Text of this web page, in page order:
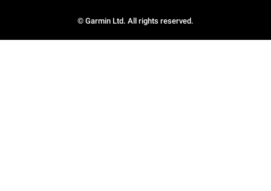
© Garmin Ltd. All rights reserved.